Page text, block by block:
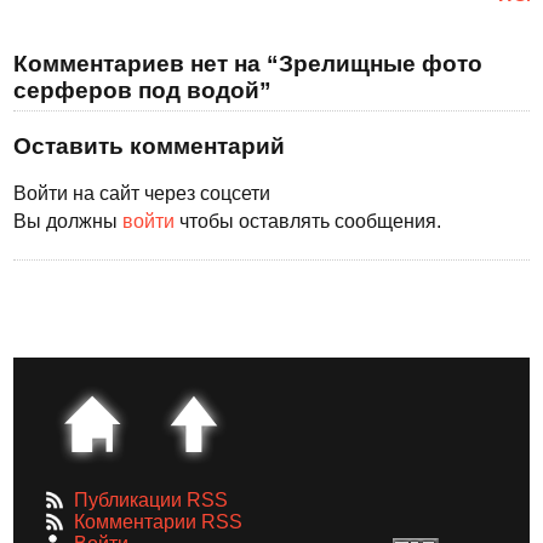
Комментариев нет на “Зрелищные фото
серферов под водой”
Оставить комментарий
Войти на сайт через соцсети
Вы должны войти чтобы оставлять сообщения.
Публикации RSS
Комментарии RSS